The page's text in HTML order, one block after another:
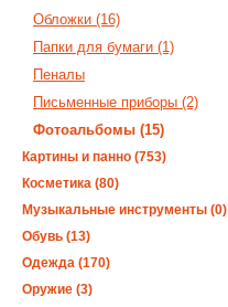
Обложки (16)
Папки для бумаги (1)
Пеналы
Письменные приборы (2)
Фотоальбомы (15)
Картины и панно (753)
Косметика (80)
Музыкальные инструменты (0)
Обувь (13)
Одежда (170)
Оружие (3)